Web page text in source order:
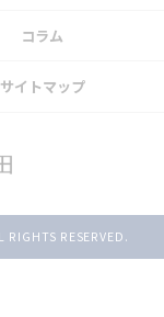
コラム
サイトマップ
RESERVED.